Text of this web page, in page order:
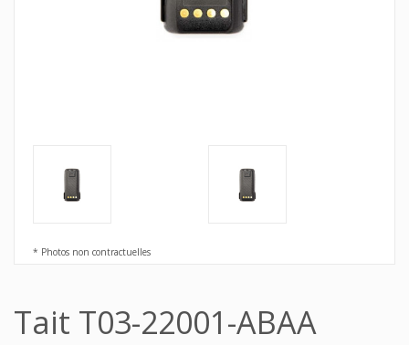
* Photos non contractuelles
Tait T03-22001-ABAA